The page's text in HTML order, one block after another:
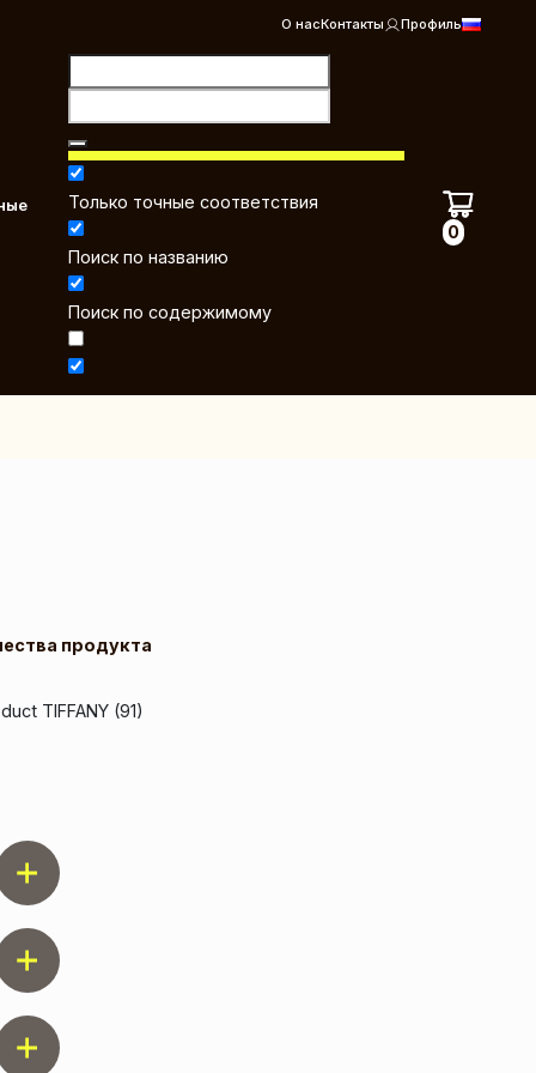
О насКонтакты Профиль
Только точные соответствия
Поиск по названию
Поиск по содержимому
0
продукта
TIFFANY (91)